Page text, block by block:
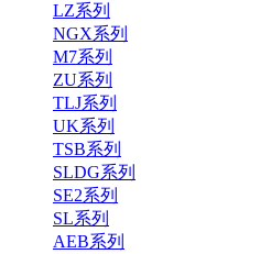
LZ系列
NGX系列
M7系列
ZU系列
TLJ系列
UK系列
TSB系列
SLDG系列
SE2系列
SL系列
AEB系列